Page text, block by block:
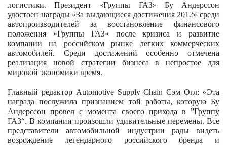
логистики. Президент «Группы ГАЗ» Бу Андерссон
удостоен награды «За выдающиеся достижения 2012» среди
автопроизводителей за восстановление финансового
положения «Группы ГАЗ» после кризиса и развитие
компании на российском рынке легких коммерческих
автомобилей. Среди достижений особенно отмечена
реализация новой стратегии бизнеса в непростое для
мировой экономики время.
Главный редактор Automotive Supply Chain Сэм Огл: «Эта
награда послужила признанием той работы, которую Бу
Андерссон провел с момента своего прихода в ”Группу
ГАЗ“. В компании произошли удивительные перемены. Все
представители автомобильной индустрии рады видеть
возрождение легендарного российского бренда и